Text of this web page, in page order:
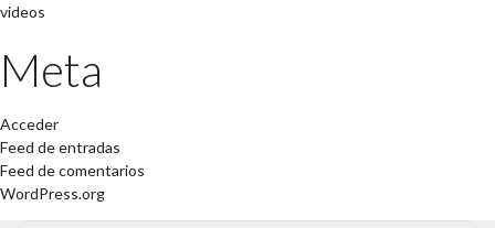
videos
Meta
Acceder
Feed de entradas
Feed de comentarios
WordPress.org